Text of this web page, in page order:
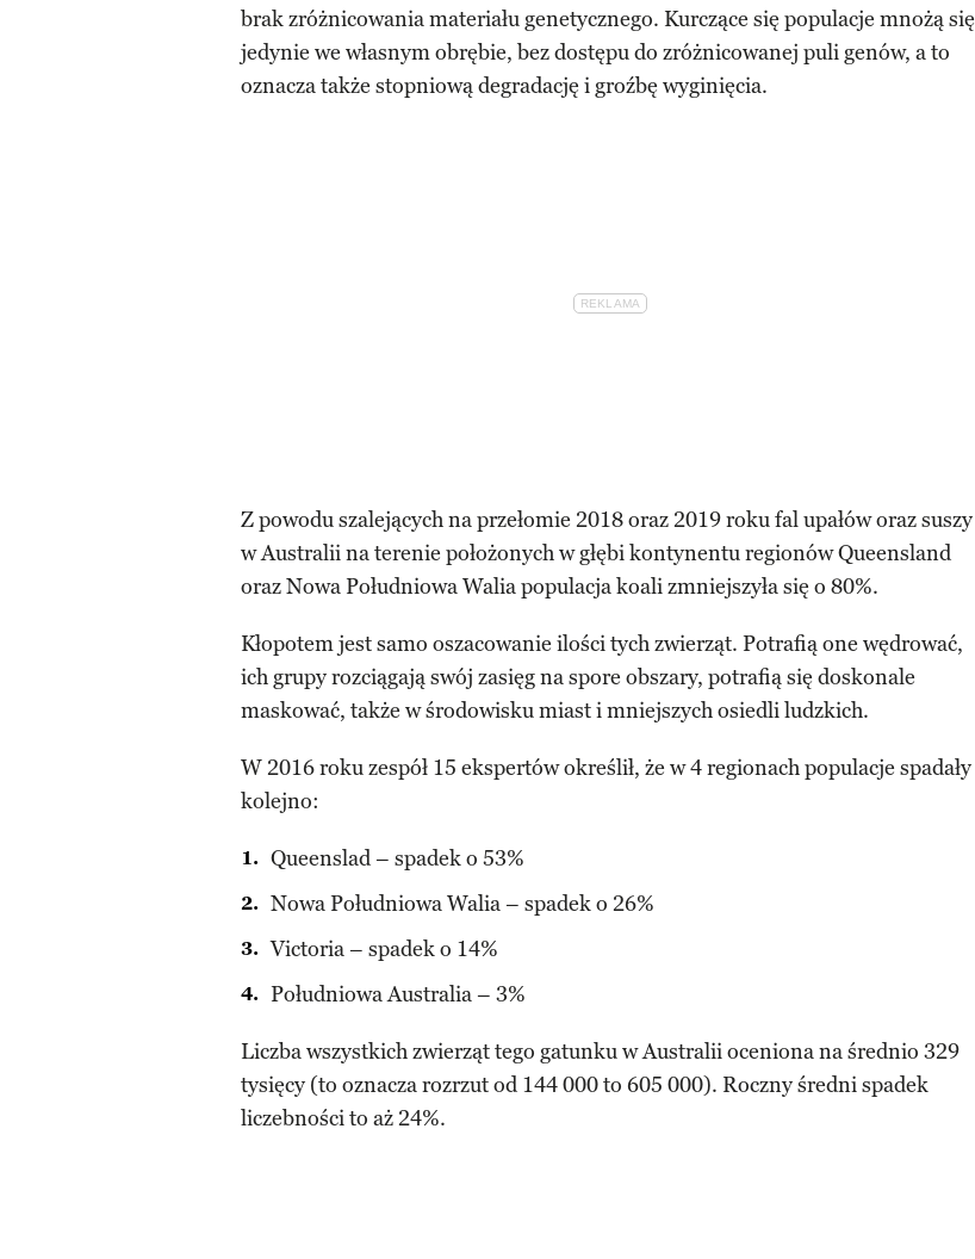
brak zróżnicowania materiału genetycznego. Kurczące się populacje mnożą się
jedynie we własnym obrębie, bez dostępu do zróżnicowanej puli genów, a to
oznacza także stopniową degradację i groźbę wyginięcia.
Z powodu szalejących na przełomie 2018 oraz 2019 roku fal upałów oraz suszy
w Australii na terenie położonych w głębi kontynentu regionów Queensland
oraz Nowa Południowa Walia populacja koali zmniejszyła się o 80%.
Kłopotem jest samo oszacowanie ilości tych zwierząt. Potrafią one wędrować,
ich grupy rozciągają swój zasięg na spore obszary, potrafią się doskonale
maskować, także w środowisku miast i mniejszych osiedli ludzkich.
W 2016 roku zespół 15 ekspertów określił, że w 4 regionach populacje spadały
kolejno:
Queenslad – spadek o 53%
Nowa Południowa Walia – spadek o 26%
Victoria – spadek o 14%
Południowa Australia – 3%
Liczba wszystkich zwierząt tego gatunku w Australii oceniona na średnio 329
tysięcy (to oznacza rozrzut od 144 000 to 605 000). Roczny średni spadek
liczebności to aż 24%.